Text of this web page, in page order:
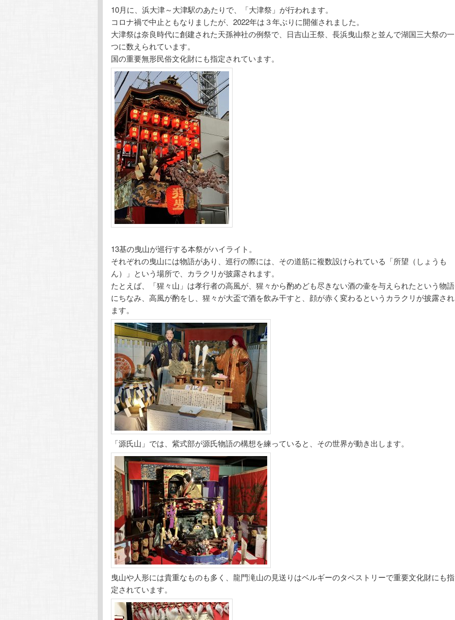
テ
ン
ツ
へ
移
動
ン
ツ
へ
移
動
10月に、浜大津～大津駅のあたりで、「大津祭」が行われます。
コロナ禍で中止ともなりましたが、2022年は３年ぶりに開催されました。
大津祭は奈良時代に創建された天孫神社の例祭で、日吉山王祭、長浜曳山祭と並んで湖国三大祭の一
つに数えられています。
国の重要無形民俗文化財にも指定されています。
13基の曳山が巡行する本祭がハイライト。
それぞれの曳山には物語があり、巡行の際には、その道筋に複数設けられている「所望（しょうも
ん）」という場所で、カラクリが披露されます。
たとえば、「猩々山」は孝行者の高風が、猩々から酌めども尽きない酒の壷を与えられたという物語
にちなみ、高風が酌をし、猩々が大盃で酒を飲み干すと、顔が赤く変わるというカラクリが披露され
ます。
「源氏山」では、紫式部が源氏物語の構想を練っていると、その世界が動き出します。
曳山や人形には貴重なものも多く、龍門滝山の見送りはベルギーのタペストリーで重要文化財にも指
定されています。